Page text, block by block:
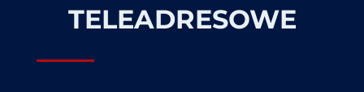
TELEADRESOWE